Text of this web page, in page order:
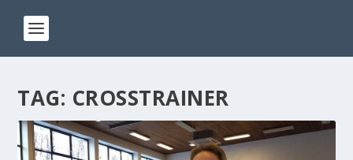
TAG: CROSSTRAINER